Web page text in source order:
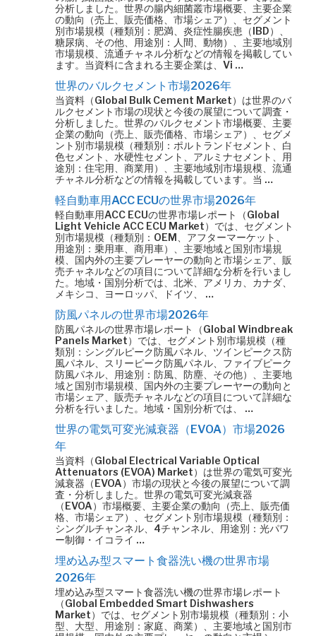
分析しました。世界の腸内細菌叢市場概要、主要企業
の動向（売上、販売価格、市場シェア）、セグメント
別市場規模（種類別：肥満、炎症性腸疾患（IBD）、
糖尿病、その他、用途別：人間、動物）、主要地域別
市場規模、流通チャネル分析などの情報を掲載してい
ます。当資料に含まれる主要企業は、Vi …
世界のバルクセメント市場2026年
当資料（Global Bulk Cement Market）は世界のバ
ルクセメント市場の現状と今後の展望について調査・
分析しました。世界のバルクセメント市場概要、主要
企業の動向（売上、販売価格、市場シェア）、セグメ
ント別市場規模（種類別：ポルトランドセメント、白
色セメント、水硬性セメント、アルミナセメント、用
途別：住宅用、商業用）、主要地域別市場規模、流通
チャネル分析などの情報を掲載しています。当 …
軽自動車用ACC ECUの世界市場2026年
軽自動車用ACC ECUの世界市場レポート（Global
Light Vehicle ACC ECU Market）では、セグメント
別市場規模（種類別：OEM、アフターマーケット、
用途別：乗用車、商用車）、主要地域と国別市場規
模、国内外の主要プレーヤーの動向と市場シェア、販
売チャネルなどの項目について詳細な分析を行いまし
た。地域・国別分析では、北米、アメリカ、カナダ、
メキシコ、ヨーロッパ、ドイツ、 …
防風パネルの世界市場2026年
防風パネルの世界市場レポート（Global Windbreak
Panels Market）では、セグメント別市場規模（種
類別：シングルピーク防風パネル、ツインピークス防
風パネル、スリーピーク防風パネル、ファイブピーク
防風パネル、用途別：防風、防塵、その他）、主要地
域と国別市場規模、国内外の主要プレーヤーの動向と
市場シェア、販売チャネルなどの項目について詳細な
分析を行いました。地域・国別分析では、 …
世界の電気可変光減衰器（EVOA）市場2026
年
当資料（Global Electrical Variable Optical
Attenuators (EVOA) Market）は世界の電気可変光
減衰器（EVOA）市場の現状と今後の展望について調
査・分析しました。世界の電気可変光減衰器
（EVOA）市場概要、主要企業の動向（売上、販売価
格、市場シェア）、セグメント別市場規模（種類別：
シングルチャンネル、4チャンネル、用途別：光パワ
ー制御・イコライ …
埋め込み型スマート食器洗い機の世界市場
2026年
埋め込み型スマート食器洗い機の世界市場レポート
（Global Embedded Smart Dishwashers
Market）では、セグメント別市場規模（種類別：小
型、大型、用途別：家庭、商業）、主要地域と国別市